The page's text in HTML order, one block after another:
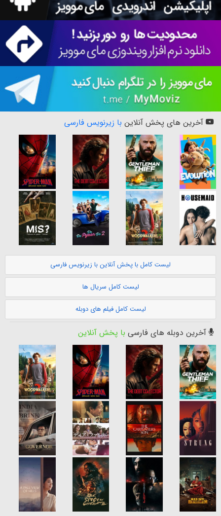
آخرین های پخش آنلاین با زیرنویس فارسی
لیست کامل با پخش آنلاین با زیرنویس فارسی
لیست کامل سریال ها
لیست کامل فیلم های دوبله
آخرین دوبله های فارسی با پخش آنلاین